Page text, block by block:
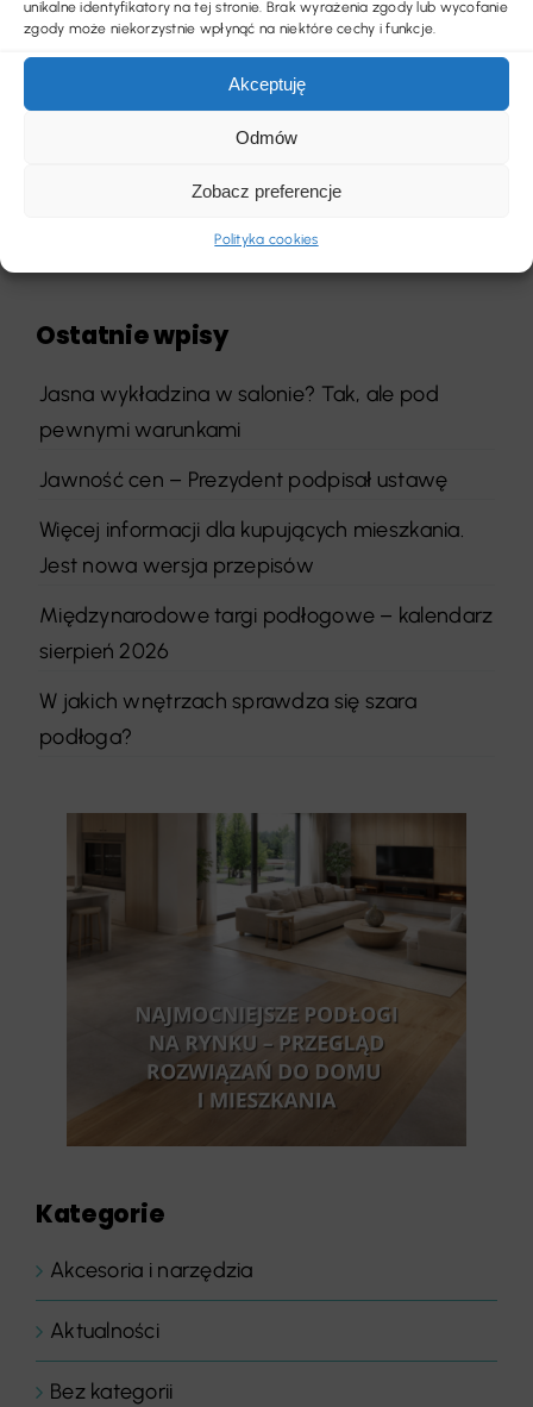
unikalne identyfikatory na tej stronie. Brak wyrażenia zgody lub wycofanie
zgody może niekorzystnie wpłynąć na niektóre cechy i funkcje.
Akceptuję
Odmów
Zobacz preferencje
Polityka cookies
Poprzedni Następny
Ostatnie wpisy
Jasna wykładzina w salonie? Tak, ale pod
pewnymi warunkami
Jawność cen – Prezydent podpisał ustawę
Więcej informacji dla kupujących mieszkania.
Jest nowa wersja przepisów
Międzynarodowe targi podłogowe – kalendarz
sierpień 2026
W jakich wnętrzach sprawdza się szara
podłoga?
Kategorie
Akcesoria i narzędzia
Aktualności
Bez kategorii